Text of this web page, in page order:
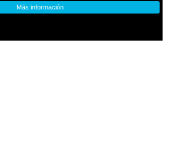
Más información